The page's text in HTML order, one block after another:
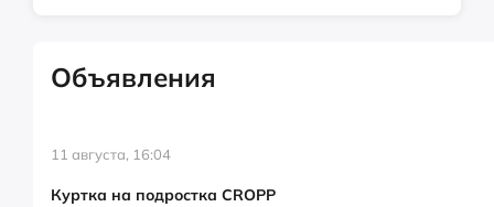
Объявления
11 августа, 16:04
Куртка на подростка CROPP